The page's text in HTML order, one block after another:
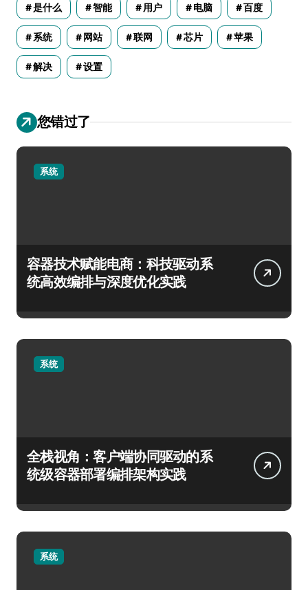
是什么 智能 用户 电脑 百度
系统 网站 联网 芯片 苹果
解决 设置
您错过了
系统
容器技术赋能电商：科技驱动系
统高效编排与深度优化实践
系统
全栈视角：客户端协同驱动的系
统级容器部署编排架构实践
系统